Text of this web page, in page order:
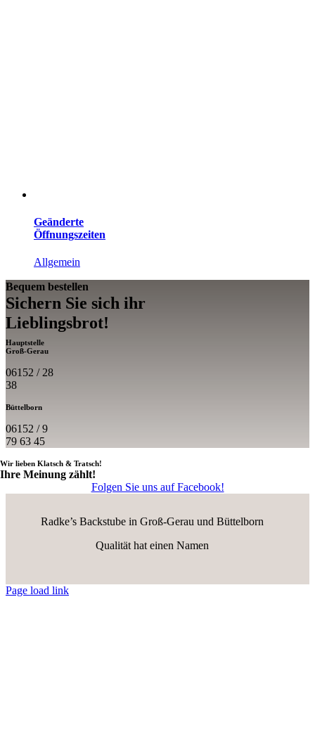
Geänderte
Öffnungszeiten
Allgemein
Bequem bestellen
Sichern Sie sich ihr
Lieblings­brot!
Hauptstelle
Groß-Gerau
06152 / 28
38
Büttelborn
06152 / 9
79 63 45
Wir lieben Klatsch & Tratsch!
Ihre Meinung zählt!
Folgen Sie uns auf Facebook!
Radke’s Backstube in Groß-Gerau und Büttelborn
Qualität hat einen Namen
Page load link